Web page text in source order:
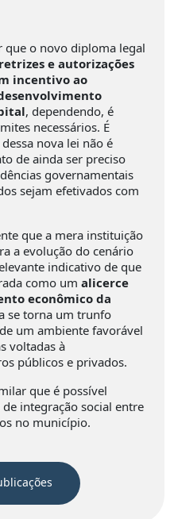
que o novo diploma legal
e autorizações
incentivo ao
, dependendo, é
necessários. É
nova lei não é
de ainda ser preciso
governamentais
sejam efetivados com
que a mera instituição
a evolução do cenário
indicativo de que
como um alicerce
econômico da
se torna um trunfo
um ambiente favorável
voltadas à
públicos e privados.
que é possível
integração social entre
no município.